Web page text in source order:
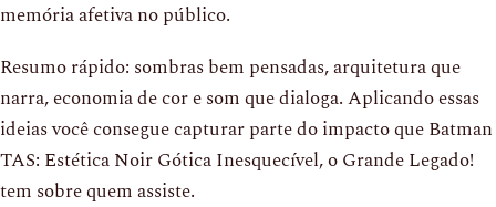
memória afetiva no público.
Resumo rápido: sombras bem pensadas, arquitetura que
narra, economia de cor e som que dialoga. Aplicando essas
ideias você consegue capturar parte do impacto que Batman
TAS: Estética Noir Gótica Inesquecível, o Grande Legado!
tem sobre quem assiste.